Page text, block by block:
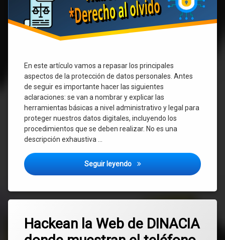
En este artículo vamos a repasar los principales
aspectos de la protección de datos personales. Antes
de seguir es importante hacer las siguientes
aclaraciones: se van a nombrar y explicar las
herramientas básicas a nivel administrativo y legal para
proteger nuestros datos digitales, incluyendo los
procedimientos que se deben realizar. No es una
descripción exhaustiva …
Seguir leyendo ¿Cómo proteger nuestros
Hackean la Web de DINACIA
AGESIC
un
comentario
en